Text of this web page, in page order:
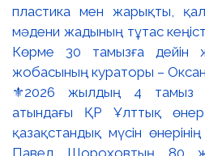
⚜️2026 жылдың 4 тамыз
атындағы ҚР Ұлттық өнер
қазақстандық мүсін өнерінің